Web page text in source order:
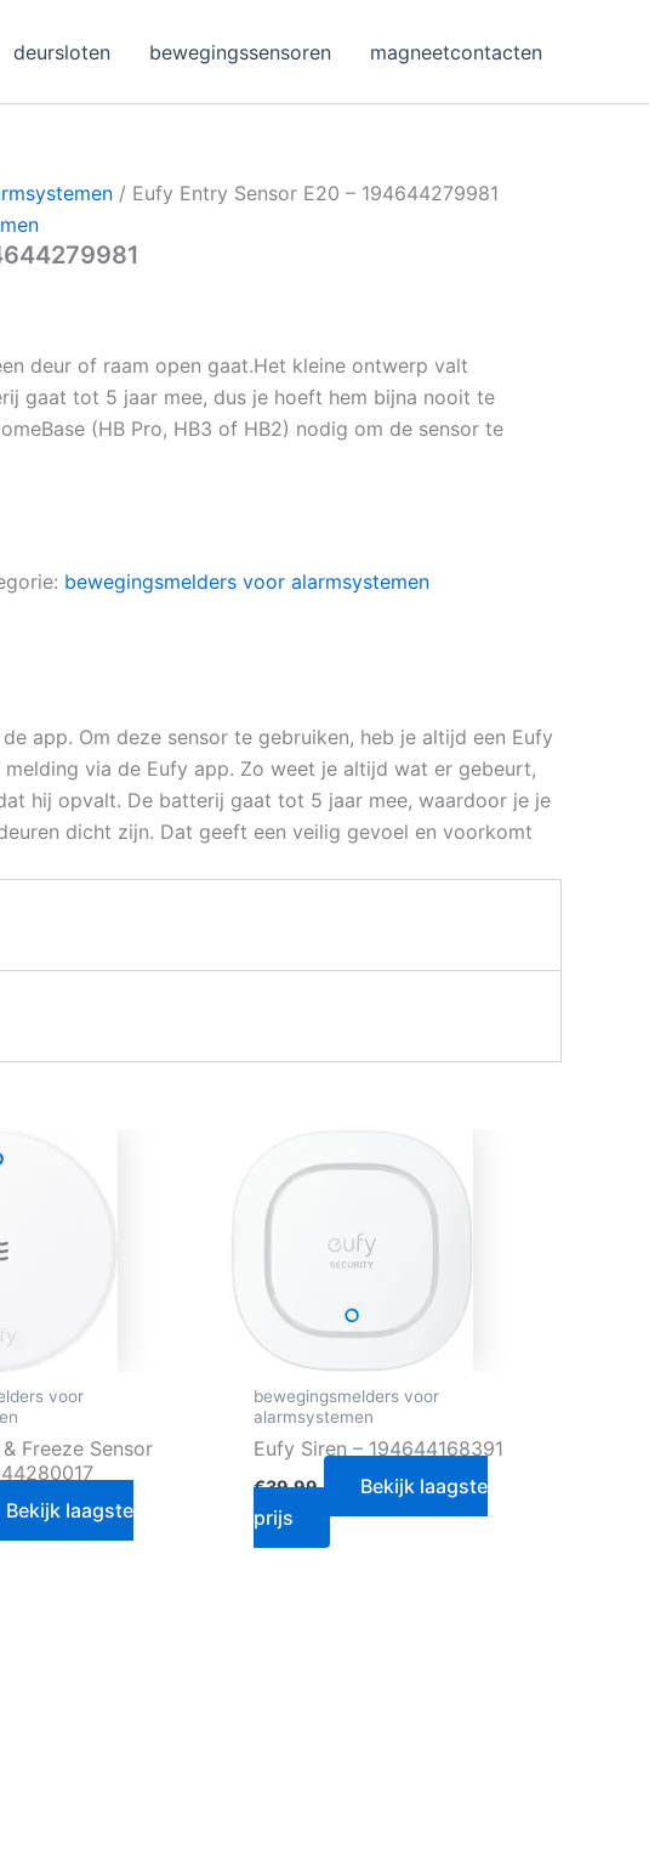
deursloten bewegingssensoren magneetcontacten
/ Eufy Entry Sensor E20 – 194644279981
deur of raam open gaat.Het kleine ontwerp valt
gaat tot 5 jaar mee, dus je hoeft hem bijna nooit te
(HB Pro, HB3 of HB2) nodig om de sensor te
bewegingsmelders voor alarmsystemen
app. Om deze sensor te gebruiken, heb je altijd een Eufy
via de Eufy app. Zo weet je altijd wat er gebeurt,
hij opvalt. De batterij gaat tot 5 jaar mee, waardoor je je
dicht zijn. Dat geeft een veilig gevoel en voorkomt
voor
Freeze Sensor
Bekijk laagste
bewegingsmelders voor
alarmsystemen
Eufy Siren – 194644168391
€39.99
Bekijk laagste
prijs